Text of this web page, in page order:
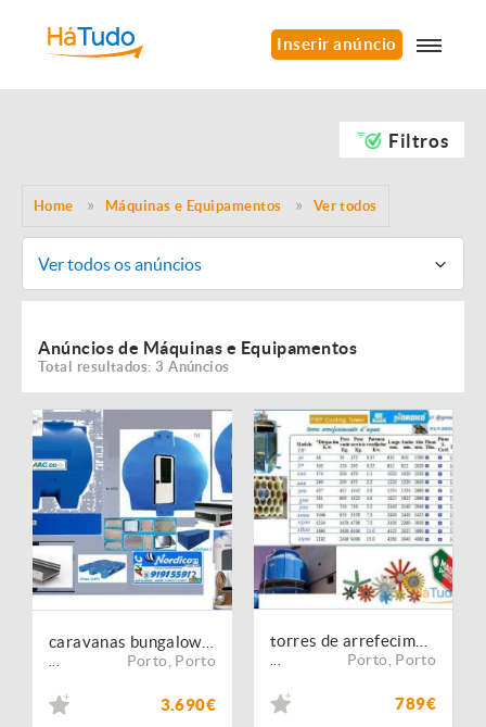
Inserir anúncio
Filtros
Home Máquinas e Equipamentos Ver todos
Ver todos os anúncios
Anúncios de Máquinas e Equipamentos
Total resultados: 3 Anúncios
caravanas bungalows wc portatil
Porto Porto
3.690€
Porto Porto
789€